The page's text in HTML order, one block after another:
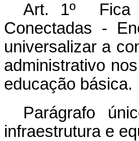
Art. 1º Fica
Conectadas -
universalizar a
administrativo
educação básica.
Parágrafo
infraestrutura e